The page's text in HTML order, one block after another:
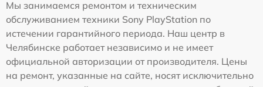
Мы занимаемся ремонтом и техническим
обслуживанием техники Sony PlayStation по
истечении гарантийного периода. Наш центр в
Челябинске работает независимо и не имеет
официальной авторизации от производителя. Цены
на ремонт, указанные на сайте, носят исключительно